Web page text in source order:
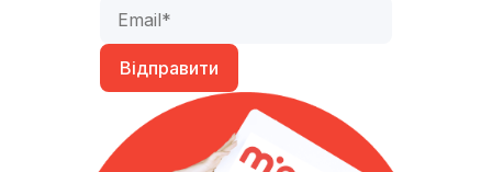
Відправити